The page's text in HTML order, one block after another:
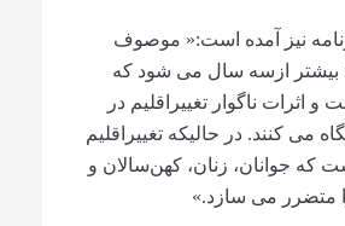
نیز آمده است:« موصوف
ازسه سال می شود که
اثرات ناگوار تغییراقلیم در
می کنند. در حالیکه تغییراقلیم
جوانان، زنان، کهن‌سالان و
متضرر می سازد.»